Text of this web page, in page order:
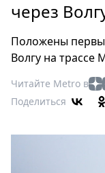
Мир
Еда
Театр
через
Положены
Волгу на трассе
Читайте Metro в
Поделиться